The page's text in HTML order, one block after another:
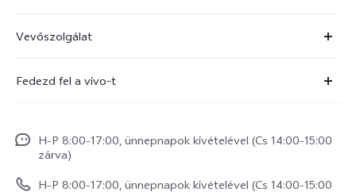
X300 Pro
V70 FE
Vevőszolgálat
Rendszerfrissítés
vivo Jótállási Politika
Fedezd fel a vivo-t
Jogi szabályozás
Rólunk
H–P 8:00–17:00, ünnepnapok kivételével (Cs 14:00–15:00
zárva)
H–P 8:00–17:00, ünnepnapok kivételével (Cs 14:00–15:00